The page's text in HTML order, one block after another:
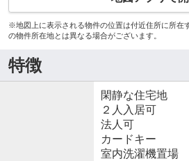
※地図上に表示される物件の位置は付近住所に所在
の物件所在地とは異なる場合がございます。
特徴
閑静な住宅地
２人入居可
法人可
カードキー
室内洗濯機置場